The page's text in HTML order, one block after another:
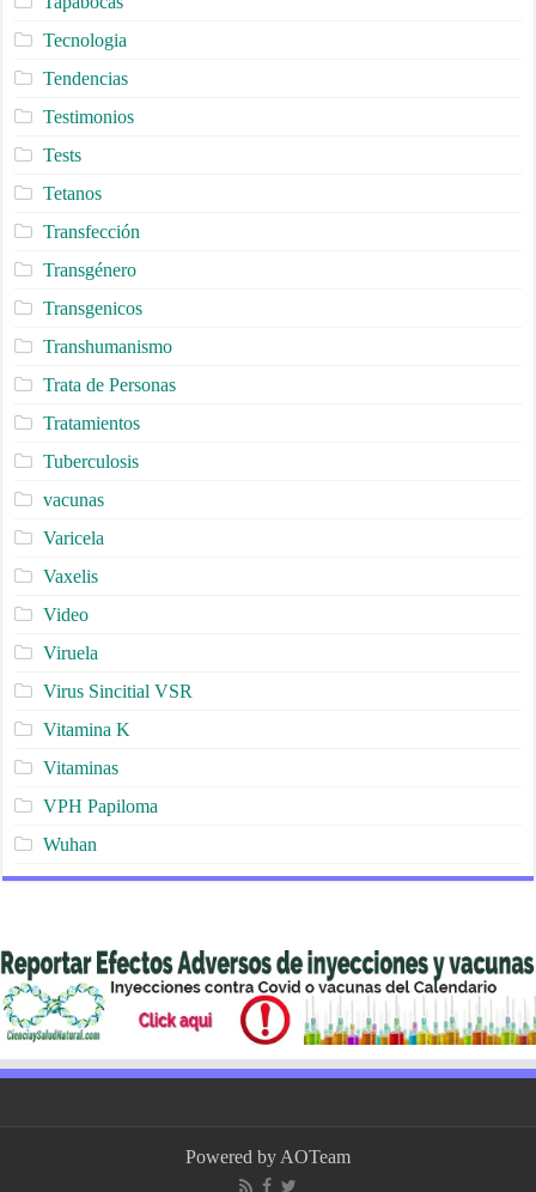
Tecnologia
Tendencias
Testimonios
Tests
Tetanos
Transfección
Transgénero
Transgenicos
Transhumanismo
Trata de Personas
Tratamientos
Tuberculosis
vacunas
Varicela
Vaxelis
Video
Viruela
Virus Sincitial VSR
Vitamina K
Vitaminas
VPH Papiloma
Wuhan
Powered by AOTeam